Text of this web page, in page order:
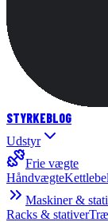
STYRKEBLOG
Udstyr
Frie vægte
Håndvægte
Maskiner &
Racks & stativer